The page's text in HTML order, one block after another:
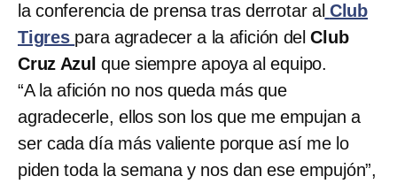
la conferencia de prensa tras derrotar al Club
Tigres para agradecer a la afición del Club
Cruz Azul que siempre apoya al equipo.
“A la afición no nos queda más que
agradecerle, ellos son los que me empujan a
ser cada día más valiente porque así me lo
piden toda la semana y nos dan ese empujón”,